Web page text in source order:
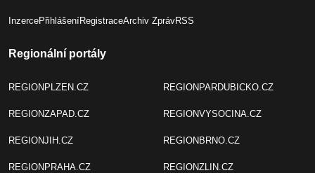
InzercePřihlášeníRegistraceArchiv ZprávRSS
Regionální portály
REGIONPLZEN.CZ
REGIONZAPAD.CZ
REGIONJIH.CZ
REGIONPRAHA.CZ
REGIONPARDUBICKO.CZ
REGIONVYSOCINA.CZ
REGIONBRNO.CZ
REGIONZLIN.CZ